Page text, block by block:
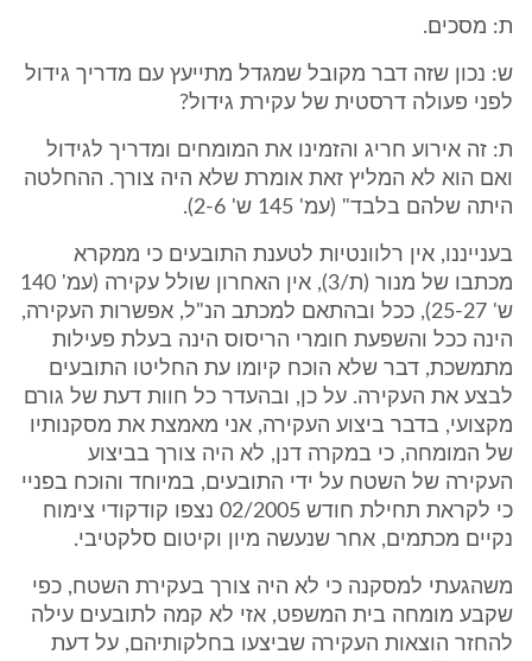
ת: מסכים.
ש: נכון שזה דבר מקובל שמגדל מתייעץ עם מדריך גידול
לפני פעולה דרסטית של עקירת גידול?
ת: זה אירוע חריג והזמינו את המומחים ומדריך לגידול
ואם הוא לא המליץ זאת אומרת שלא היה צורך. ההחלטה
היתה שלהם בלבד" (עמ' 145 ש' 2-6).
בענייננו, אין רלוונטיות לטענת התובעים כי ממקרא
מכתבו של מנור (ת/3), אין האחרון שולל עקירה (עמ' 140
ש' 25-27), ככל ובהתאם למכתב הנ"ל, אפשרות העקירה,
הינה ככל והשפעת חומרי הריסוס הינה בעלת פעילות
מתמשכת, דבר שלא הוכח קיומו עת החליטו התובעים
לבצע את העקירה. על כן, ובהעדר כל חוות דעת של גורם
מקצועי, בדבר ביצוע העקירה, אני מאמצת את מסקנותיו
של המומחה, כי במקרה דנן, לא היה צורך בביצוע
העקירה של השטח על ידי התובעים, במיוחד והוכח בפניי
כי לקראת תחילת חודש 02/2005 נצפו קודקודי צימוח
נקיים מכתמים, אחר שנעשה מיון וקיטום סלקטיבי.
משהגעתי למסקנה כי לא היה צורך בעקירת השטח, כפי
שקבע מומחה בית המשפט, אזי לא קמה לתובעים עילה
להחזר הוצאות העקירה שביצעו בחלקותיהם, על דעת